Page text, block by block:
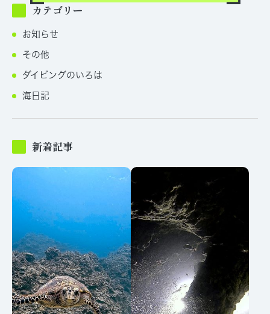
カテゴリー
お知らせ
その他
ダイビングのいろは
海日記
新着記事